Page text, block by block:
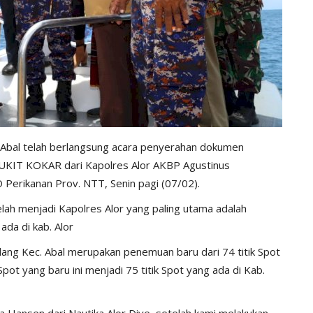
telah berlangsung acara penyerahan dokumen
KOKAR dari Kapolres Alor AKBP Agustinus
Prov. NTT, Senin pagi (07/02).
menjadi Kapolres Alor yang paling utama adalah
di kab. Alor
Kec. Abal merupakan penemuan baru dari 74 titik Spot
yang baru ini menjadi 75 titik Spot yang ada di Kab.